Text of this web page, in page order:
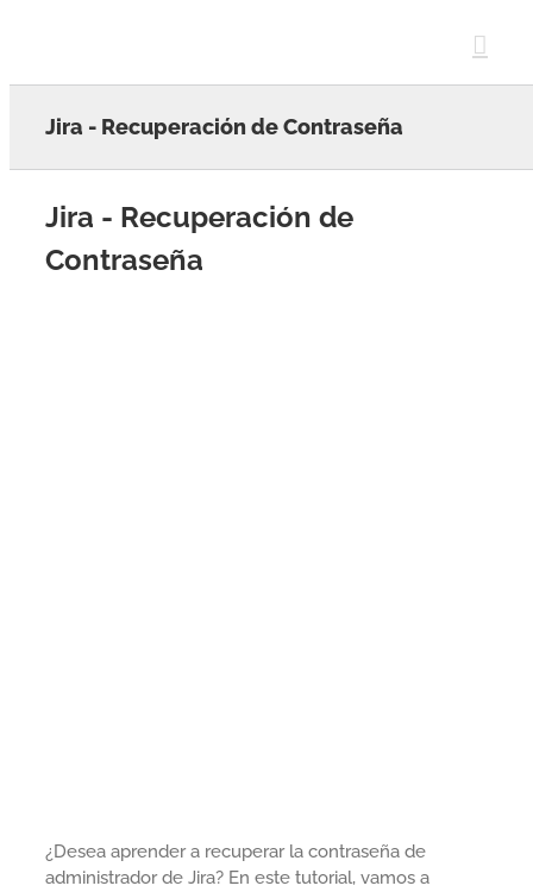
Jira - Recuperación de Contraseña
Jira - Recuperación de
Contraseña
¿Desea aprender a recuperar la contraseña de
administrador de Jira? En este tutorial, vamos a